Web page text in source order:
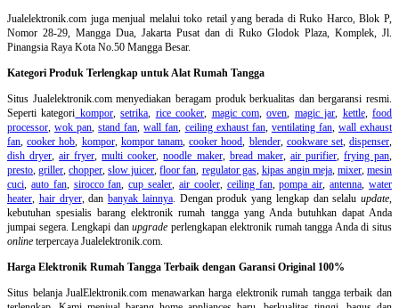
Jualelektronik.com juga menjual melalui toko retail yang berada di Ruko Harco, Blok P,
Nomor 28-29, Mangga Dua, Jakarta Pusat dan di Ruko Glodok Plaza, Komplek, Jl.
Pinangsia Raya Kota No.50 Mangga Besar.
Kategori Produk Terlengkap untuk Alat Rumah Tangga
Situs Jualelektronik.com menyediakan beragam produk berkualitas dan bergaransi resmi.
Seperti kategori kompor,setrika rice cooker magic com,oven magic jar kettle,food
processor ,wok pan ,stand fan ,wall fan ceiling exhaust fan, ventilating fan, wall exhaust
fan ,cooker hob kompor, kompor tanam,cooker hood blender, cookware set,dispenser
dish dryer ,air fryer ,multi cooker ,noodle maker, bread maker, air purifier, frying pan
presto ,griller ,chopper ,slow juicer ,floor fan regulator gas, kipas angin meja, mixer,mesin
cuci auto fan, sirocco fan ,cup sealer ,air cooler, ceiling fan,pompa air ,antenna ,water
heater hair dryer, dan banyak lainnya. Dengan produk yang lengkap dan selalu update
kebutuhan spesialis barang elektronik rumah tangga yang Anda butuhkan dapat Anda
jumpai segera. Lengkapi danupgrade perlengkapan elektronik rumah tangga Anda di situs
online terpercaya Jualelektronik.com.
Harga Elektronik Rumah Tangga Terbaik dengan Garansi Original 100%
Situs belanjaJualElektronik.com menawarkan harga elektronik rumah tangga terbaik dan